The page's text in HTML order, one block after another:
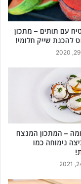
עם תותים – מתכון
להכנת שייק חלומי!
– המתכון המנצח
נימוחה כמו